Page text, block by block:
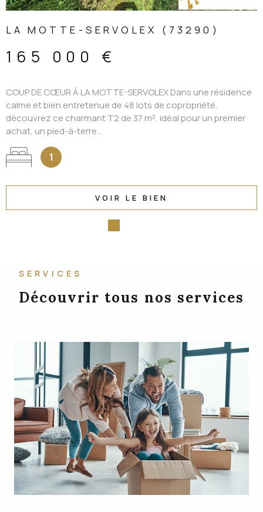
LA MOTTE-SERVOLEX (73290)
165 000 €
COUP DE CŒUR À LA MOTTE-SERVOLEX Dans une résidence
calme et bien entretenue de 48 lots de copropriété,
découvrez ce charmant T2 de 37 m², idéal pour un premier
achat, un pied-à-terre...
1
VOIR LE BIEN
SERVICES
Découvrir tous nos services